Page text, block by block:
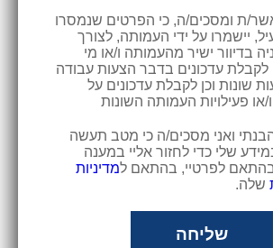
ת ומסכים/ה, כי הפרטים שנמסרו
יישמרו על ידי העמותה, לצורך
בדיוור ישיר מהעמותה ו/או מי
עדכונים בדבר הצעות עבודה
שונות וכן לקבלת עדכונים על
או פעילויות העמותה השונות
ואני מסכים/ה כי מטב תעשה
שלי כדי לחזור אליי במענה
בהתאם לפרטיי, בהתאם למדיניות
שלה.
שליחה